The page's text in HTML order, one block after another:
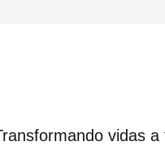
vidas a